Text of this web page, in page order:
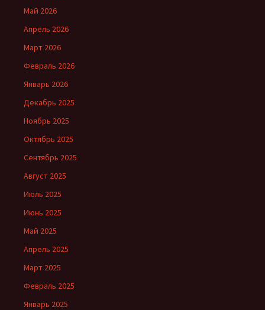
Май 2026
Апрель 2026
Март 2026
Февраль 2026
Январь 2026
Декабрь 2025
Ноябрь 2025
Октябрь 2025
Сентябрь 2025
Август 2025
Июль 2025
Июнь 2025
Май 2025
Апрель 2025
Март 2025
Февраль 2025
Январь 2025